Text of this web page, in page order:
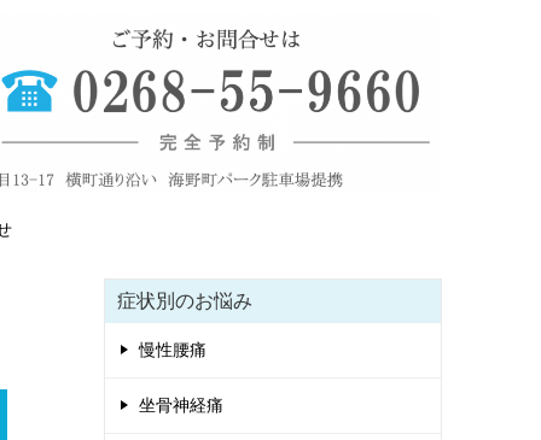
症状別のお悩み
慢性腰痛
坐骨神経痛